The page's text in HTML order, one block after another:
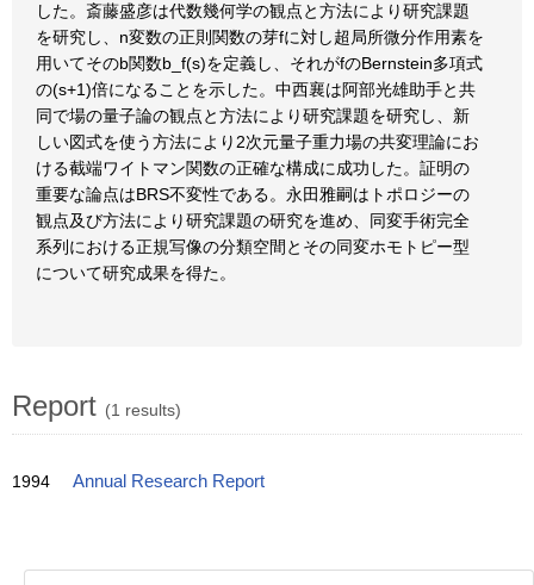
した。斎藤盛彦は代数幾何学の観点と方法により研究課題
を研究し、n変数の正則関数の芽fに対し超局所微分作用素を
用いてそのb関数b_f(s)を定義し、それがfのBernstein多項式
の(s+1)倍になることを示した。中西襄は阿部光雄助手と共
同で場の量子論の観点と方法により研究課題を研究し、新
しい図式を使う方法により2次元量子重力場の共変理論にお
ける截端ワイトマン関数の正確な構成に成功した。証明の
重要な論点はBRS不変性である。永田雅嗣はトポロジーの
観点及び方法により研究課題の研究を進め、同変手術完全
系列における正規写像の分類空間とその同変ホモトピー型
について研究成果を得た。
Report (1 results)
1994 Annual Research Report